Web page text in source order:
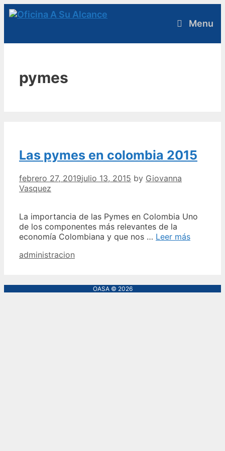
Skip
to
Menu
pymes
Las pymes en colombia 2015
febrero 27, 2019julio 13, 2015 by Giovanna
Vasquez
La importancia de las Pymes en Colombia Uno
de los componentes más relevantes de la
economía Colombiana y que nos … Leer más
Categories
administracion
OASA © 2026